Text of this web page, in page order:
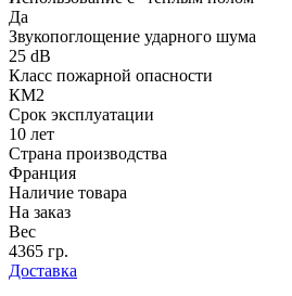
Да
Звукопоглощение ударного шума
25 dB
Класс пожарной опасности
КМ2
Срок эксплуатации
10 лет
Страна производства
Франция
Наличие товара
На заказ
Вес
4365 гр.
Доставка